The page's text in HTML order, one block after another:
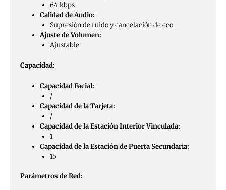
64 kbps
Calidad de Audio:
Supresión de ruido y cancelación de eco.
Ajuste de Volumen:
Ajustable
Capacidad:
Capacidad Facial:
/
Capacidad de la Tarjeta:
/
Capacidad de la Estación Interior Vinculada:
1
Capacidad de la Estación de Puerta Secundaria:
16
Parámetros de Red: